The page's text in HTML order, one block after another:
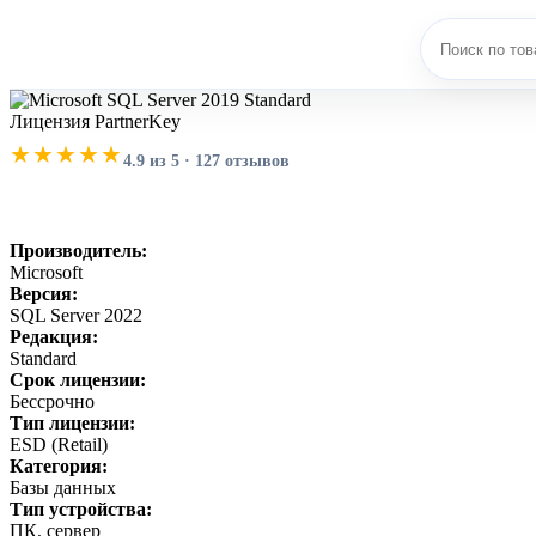
Лицензия PartnerKey
★★★★★4.9 из 5 · 127 отзывов
Производитель:
Microsoft
Версия:
SQL Server 2022
Редакция:
Standard
Срок лицензии:
Бессрочно
Тип лицензии:
ESD (Retail)
Категория:
Базы данных
Тип устройства:
ПК, сервер